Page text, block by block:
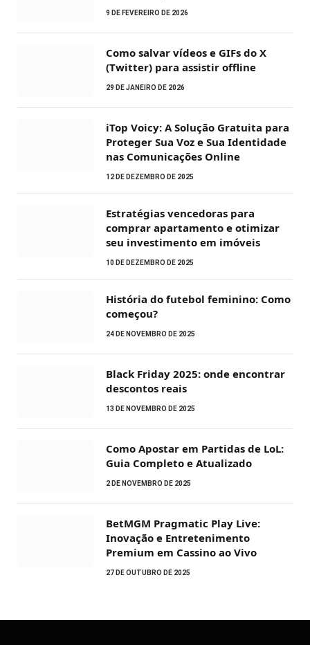
9 DE FEVEREIRO DE 2026
Como salvar vídeos e GIFs do X
(Twitter) para assistir offline
29 DE JANEIRO DE 2026
iTop Voicy: A Solução Gratuita para
Proteger Sua Voz e Sua Identidade
nas Comunicações Online
12 DE DEZEMBRO DE 2025
Estratégias vencedoras para
comprar apartamento e otimizar
seu investimento em imóveis
10 DE DEZEMBRO DE 2025
História do futebol feminino: Como
começou?
24 DE NOVEMBRO DE 2025
Black Friday 2025: onde encontrar
descontos reais
13 DE NOVEMBRO DE 2025
Como Apostar em Partidas de LoL:
Guia Completo e Atualizado
2 DE NOVEMBRO DE 2025
BetMGM Pragmatic Play Live:
Inovação e Entretenimento
Premium em Cassino ao Vivo
27 DE OUTUBRO DE 2025